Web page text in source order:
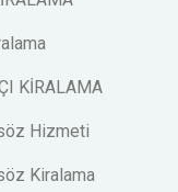
KİRALAMA
Hizmeti
Kiralama